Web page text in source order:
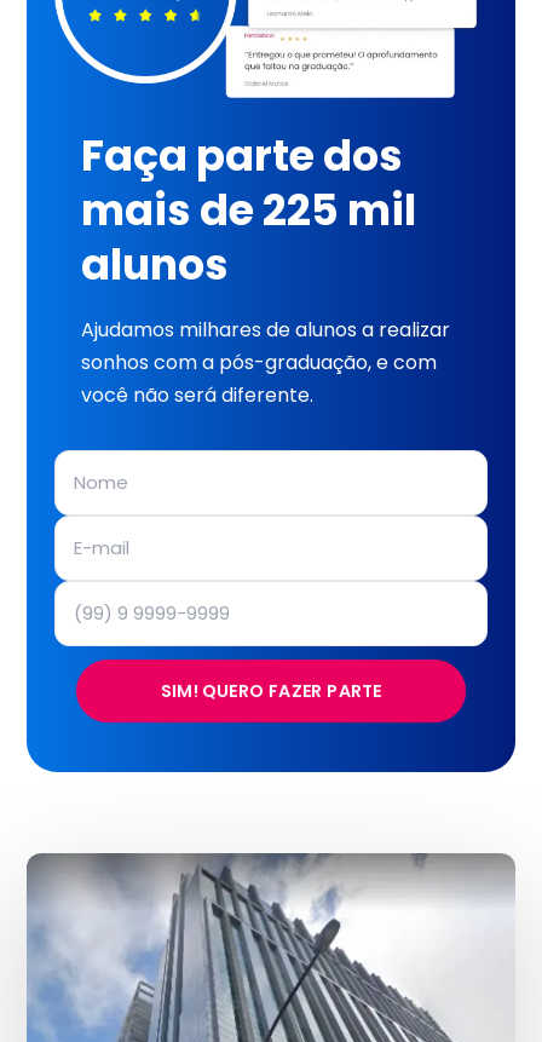
Faça parte dos
mais de 225 mil
alunos
Ajudamos milhares de alunos a realizar
sonhos com a pós-graduação, e com
você não será diferente.
SIM! QUERO FAZER PARTE